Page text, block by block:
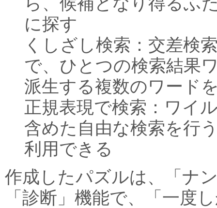
に探す
くしざし検索：交差検
で、ひとつの検索結果
派生する複数のワード
正規表現で検索：ワイ
含めた自由な検索を行
利用できる
作成したパズルは、「ナ
「診断」機能で、「一度